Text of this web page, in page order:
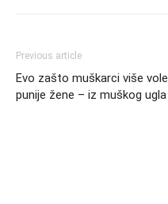
Previous article
Evo zašto muškarci više vole
punije žene – iz muškog ugla